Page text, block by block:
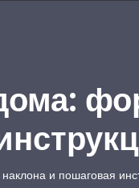
и пошаговая